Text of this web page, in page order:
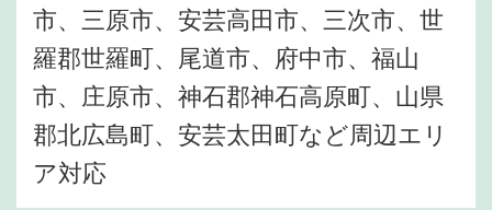
市、三原市、安芸高田市、三次市、世
羅郡世羅町、尾道市、府中市、福山
市、庄原市、神石郡神石高原町、山県
郡北広島町、安芸太田町など周辺エリ
ア対応